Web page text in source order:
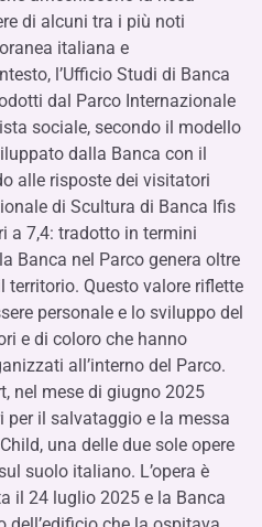
di alcuni tra i più noti
italiana e
l’Ufficio Studi di Banca
dal Parco Internazionale
sociale, secondo il modello
dalla Banca con il
alle risposte dei visitatori
di Scultura di Banca Ifis
a 7,4: tradotto in termini
Banca nel Parco genera oltre
territorio. Questo valore riflette
personale e lo sviluppo del
e di coloro che hanno
all’interno del Parco.
nel mese di giugno 2025
il salvataggio e la messa
una delle due sole opere
suolo italiano. L’opera è
il 24 luglio 2025 e la Banca